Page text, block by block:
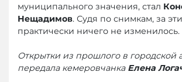
муниципального значения, стал
Нещадимов. Судя по снимкам, за
практически ничего не изменилось.
Открытки из прошлого в городской
передала кемеровчанка Елена